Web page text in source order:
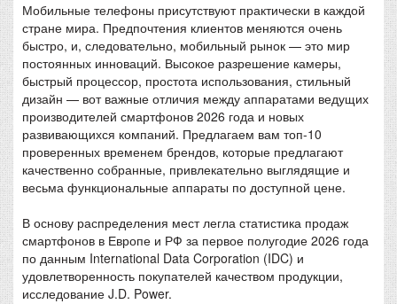
Мобильные телефоны присутствуют практически в каждой
стране мира. Предпочтения клиентов меняются очень
быстро, и, следовательно, мобильный рынок — это мир
постоянных инноваций. Высокое разрешение камеры,
быстрый процессор, простота использования, стильный
дизайн — вот важные отличия между аппаратами ведущих
производителей смартфонов 2026 года и новых
развивающихся компаний. Предлагаем вам топ-10
проверенных временем брендов, которые предлагают
качественно собранные, привлекательно выглядящие и
весьма функциональные аппараты по доступной цене.
В основу распределения мест легла статистика продаж
смартфонов в Европе и РФ за первое полугодие 2026 года
по данным International Data Corporation (IDC) и
удовлетворенность покупателей качеством продукции,
исследование J.D. Power.